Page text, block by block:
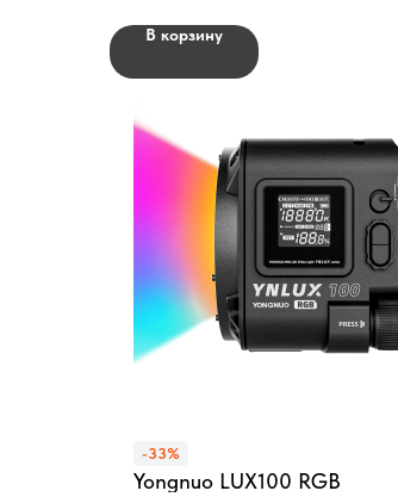
В корзину
-33%
Yongnuo LUX100 RGB